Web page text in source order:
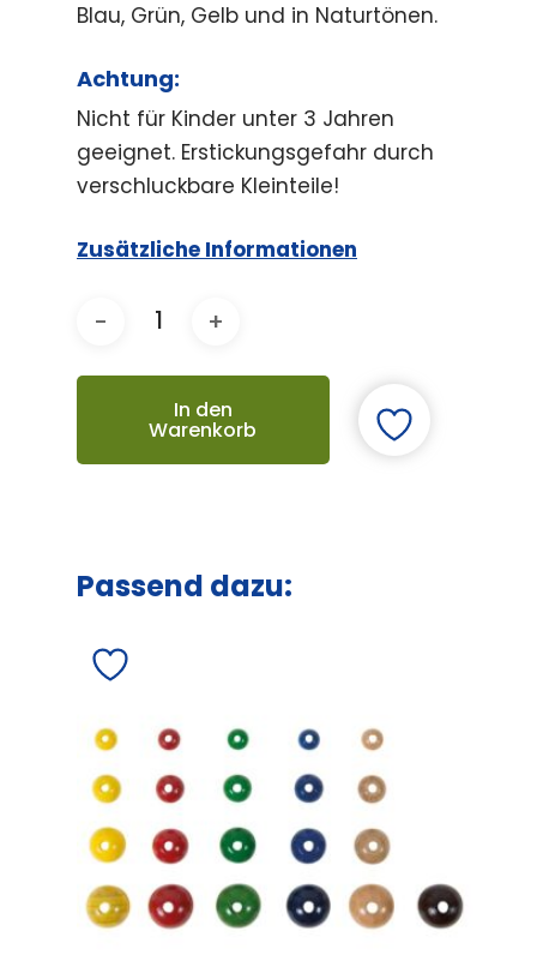
Blau, Grün, Gelb und in Naturtönen.
Achtung:
Nicht für Kinder unter 3 Jahren
geeignet. Erstickungsgefahr durch
verschluckbare Kleinteile!
Zusätzliche Informationen
In den
Warenkorb
Passend dazu: